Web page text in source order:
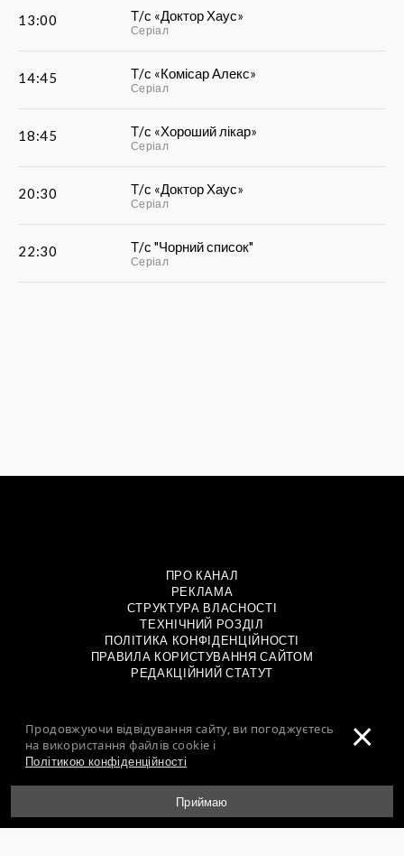
13:00 Т/с «Доктор Хаус»
Серіал
14:45 Т/с «Комісар Алекс»
Серіал
18:45 Т/с «Хороший лікар»
Серіал
20:30 Т/с «Доктор Хаус»
Серіал
22:30 Т/с "Чорний список"
Серіал
ПРО КАНАЛ
РЕКЛАМА
СТРУКТУРА ВЛАСНОСТІ
ТЕХНІЧНИЙ РОЗДІЛ
ПОЛІТИКА КОНФІДЕНЦІЙНОСТІ
ПРАВИЛА КОРИСТУВАННЯ САЙТОМ
РЕДАКЦІЙНИЙ СТАТУТ
ТОВАРИСТВО З ОБМЕЖЕНОЮ ВІДПОВІДАЛЬНІСТЮ
«ДІДЖИВАН»
УКРАЇНА, 04080, М. КИЇВ, ВУЛ. КИРИЛІВСЬКА, 23
ТЕЛЕФОН: +38 044 490 0101
unian.info@1plus1.tv
ІДЕНТИФІКАТОР МЕДІА – L10-00478, R10-01729
Продовжуючи відвідування сайту, ви погоджуєтесь
на використання файлів cookie і
Політикою конфіденційності
Приймаю
×